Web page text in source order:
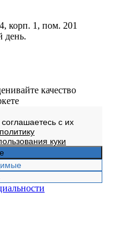
корп. 1, пом. 201
день.
с их
политику
куки